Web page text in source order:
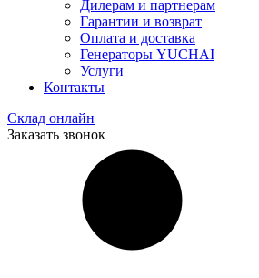
Дилерам и партнерам
Гарантии и возврат
Оплата и доставка
Генераторы YUCHAI
Услуги
Контакты
Склад онлайн
Заказать звонок